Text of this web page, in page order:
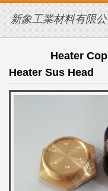
新象工業材料有限
Heater Sus Head